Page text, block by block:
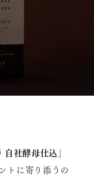
社酵母仕込」
トに寄り添うの